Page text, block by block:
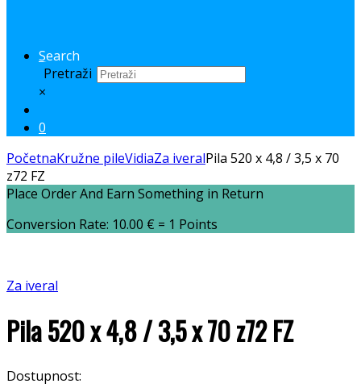
Search
Pretraži
×
0
PočetnaKružne pileVidiaZa iveralPila 520 x 4,8 / 3,5 x 70
z72 FZ
Place Order And Earn Something in Return
Conversion Rate: 10.00 € = 1 Points
Za iveral
Pila 520 x 4,8 / 3,5 x 70 z72 FZ
Dostupnost: